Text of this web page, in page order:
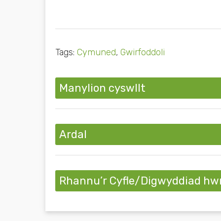
Tags: Cymuned, Gwirfoddoli
Manylion cyswllt
Ardal
Rhannu’r Cyfle/Digwyddiad